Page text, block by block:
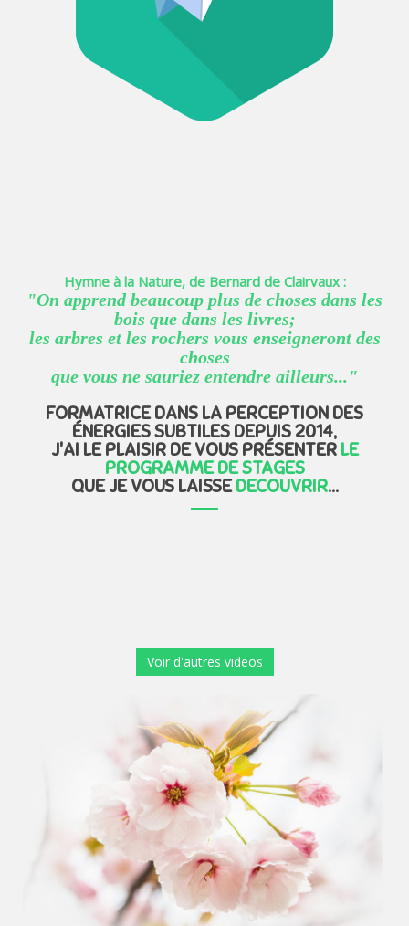
Hymne à la Nature, de Bernard de Clairvaux :
"On apprend beaucoup plus de choses dans les
bois que dans les livres;
les arbres et les rochers vous enseigneront des
choses
que vous ne sauriez entendre ailleurs..."
FORMATRICE DANS LA PERCEPTION DES
ÉNERGIES SUBTILES DEPUIS 2014,
J'AI LE PLAISIR DE VOUS PRÉSENTER LE
PROGRAMME DE STAGES
QUE JE VOUS LAISSEDECOUVRIR...
Voir d'autres videos